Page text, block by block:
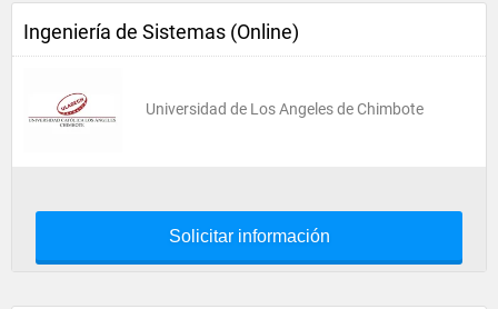
Ingeniería de Sistemas (Online)
Universidad de Los Angeles de Chimbote
Solicitar información